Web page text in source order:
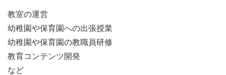
けると思います。
②グループ探究のサポートを行う（たくらみ低学年・中学
年クラス）
教室の運営
幼稚園や保育園への出張授業
幼稚園や保育園の教職員研修
教育コンテンツ開発
など